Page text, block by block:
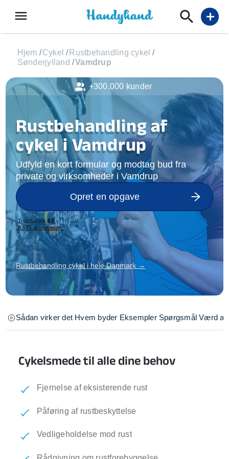
menu add
Hjem /Cykel / Rustbehandling cykel /
Sønderjylland /Vamdrup
Rustbehandling af
cykel i Vamdrup
Udfyld en kort formular og modtag bud fra
private og virksomheder i Vamdrup
Opret en opgave
Rustbehandling cykel i hele Danmark →
Sådan virker det Hvem byder Eksempler Spørgsmål Værd at
Cykelsmede til alle dine behov
Fjernelse af eksisterende rust
Påføring af rustbeskyttelse
Vedligeholdelse mod rust
+300.000 kunder